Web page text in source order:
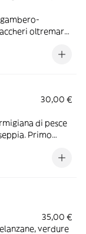
30,00 €
di pesce
Primo
35,00 €
verdure